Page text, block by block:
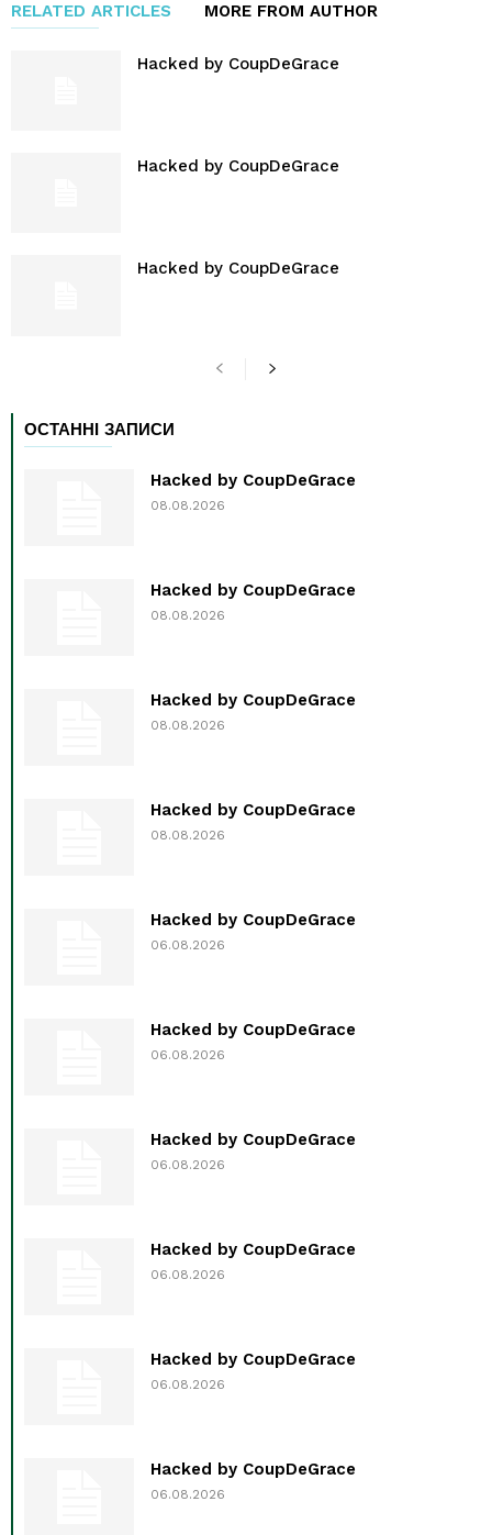
RELATED ARTICLES MORE FROM AUTHOR
Hacked by CoupDeGrace
Hacked by CoupDeGrace
Hacked by CoupDeGrace
ОСТАННІ ЗАПИСИ
Hacked by CoupDeGrace
08.08.2026
Hacked by CoupDeGrace
08.08.2026
Hacked by CoupDeGrace
08.08.2026
Hacked by CoupDeGrace
08.08.2026
Hacked by CoupDeGrace
06.08.2026
Hacked by CoupDeGrace
06.08.2026
Hacked by CoupDeGrace
06.08.2026
Hacked by CoupDeGrace
06.08.2026
Hacked by CoupDeGrace
06.08.2026
Hacked by CoupDeGrace
06.08.2026